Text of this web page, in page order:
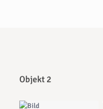
Objekt 2